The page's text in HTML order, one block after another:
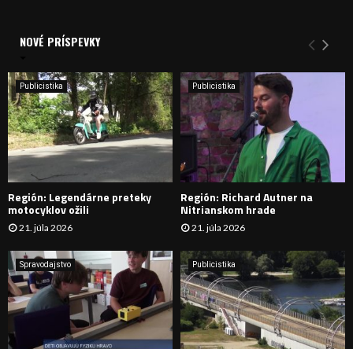
i
e
:
Y
H
D
A
N
I
NOVÉ PRÍSPEVKY
Publicistika
Región: Legendárne preteky
motocyklov ožili
21. júla 2026
Publicistika
Región: Richard Autner na
Nitrianskom hrade
21. júla 2026
Spravodajstvo Publicistika